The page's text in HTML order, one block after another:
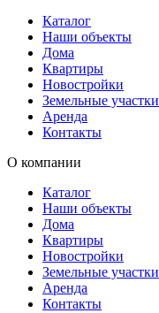
Каталог
Наши объекты
Дома
Квартиры
Новостройки
Земельные участки
Аренда
Контакты
О компании
Каталог
Наши объекты
Дома
Квартиры
Новостройки
Земельные участки
Аренда
Контакты